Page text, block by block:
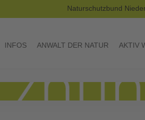
Naturschutzbund
INFOS ANWALT DER NATUR AKTIV